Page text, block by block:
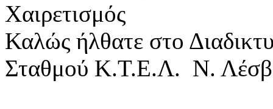
Χαιρετισμός
Καλώς ήλθατε στο
Σταθμού Κ.Τ.Ε.Λ. Ν.